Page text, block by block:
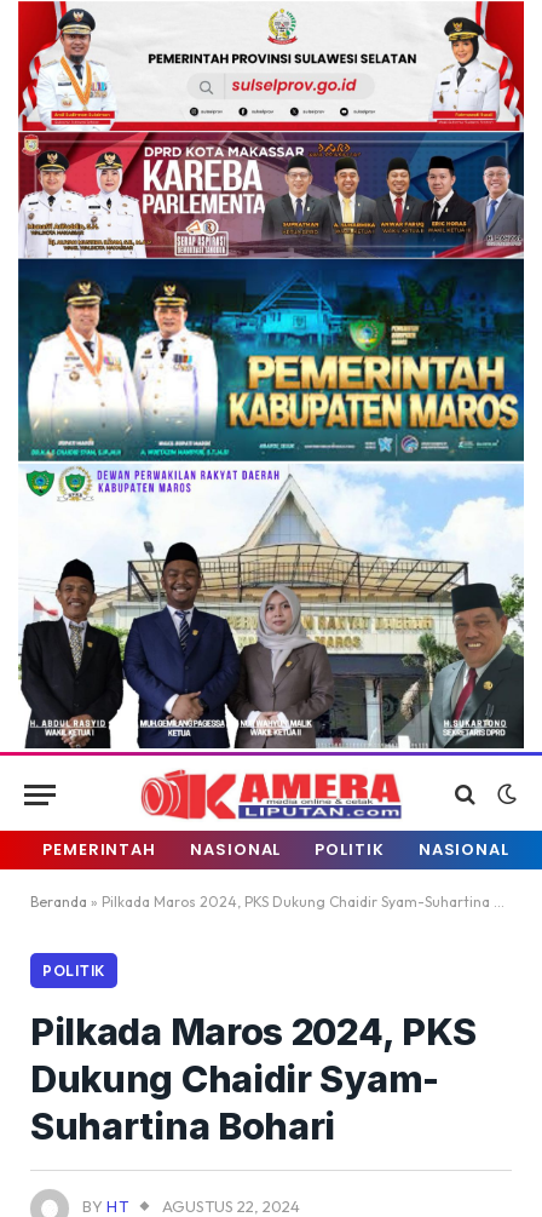
PEMERINTAH NASIONAL POLITIK NASIONAL
Beranda » Pilkada Maros 2024, PKS Dukung Chaidir Syam-Suhartina Bohari
POLITIK
Pilkada Maros 2024, PKS
Dukung Chaidir Syam-
Suhartina Bohari
BY HT
AGUSTUS 22, 2024